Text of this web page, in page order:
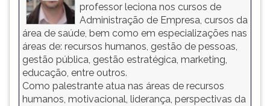
professor leciona nos cursos de
Administração de Empresa, cursos da
área de saúde, bem como em especializações nas
áreas de: recursos humanos, gestão de pessoas,
gestão pública, gestão estratégica, marketing,
educação, entre outros.
Como palestrante atua nas áreas de recursos
humanos, motivacional, liderança, perspectivas da